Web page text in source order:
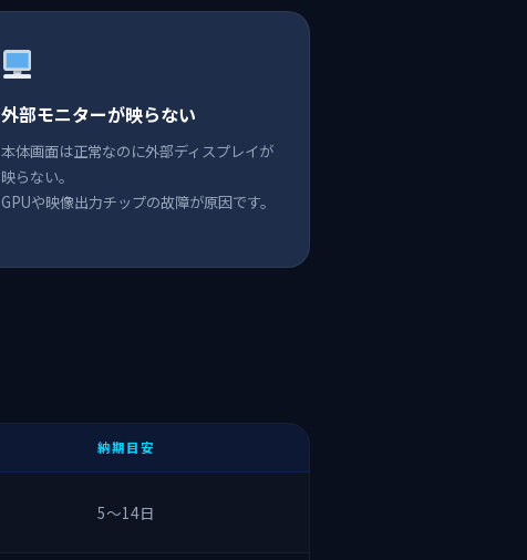
外部モニターが映らない
本体画面は正常なのに外部ディスプレイが
映らない。
GPUや映像出力チップの故障が原因です。
納期目安
5〜14日